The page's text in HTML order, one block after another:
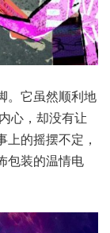
。它虽然顺利地
心，却没有让
的摇摆不定，
包装的温情电